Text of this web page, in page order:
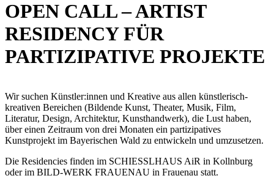
OPEN CALL – ARTIST
RESIDENCY FÜR
PARTIZIPATIVE PROJEKTE
Wir suchen Künstler:innen und Kreative aus allen künstlerisch-
kreativen Bereichen (Bildende Kunst, Theater, Musik, Film,
Literatur, Design, Architektur, Kunsthandwerk), die Lust haben,
über einen Zeitraum von drei Monaten ein partizipatives
Kunstprojekt im Bayerischen Wald zu entwickeln und umzusetzen.
Die Residencies finden im SCHIESSLHAUS AiR in Kollnburg
oder im BILD-WERK FRAUENAU in Frauenau statt.